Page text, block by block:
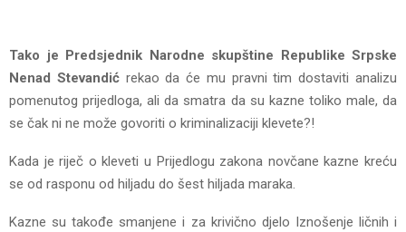
Tako je Predsjednik Narodne skupštine Republike Srpske
Nenad Stevandić rekao da će mu pravni tim dostaviti analizu
pomenutog prijedloga, ali da smatra da su kazne toliko male, da
se čak ni ne može govoriti o kriminalizaciji klevete?!
Kada je riječ o kleveti u Prijedlogu zakona novčane kazne kreću
se od rasponu od hiljadu do šest hiljada maraka.
Kazne su takođe smanjene i za krivično djelo Iznošenje ličnih i